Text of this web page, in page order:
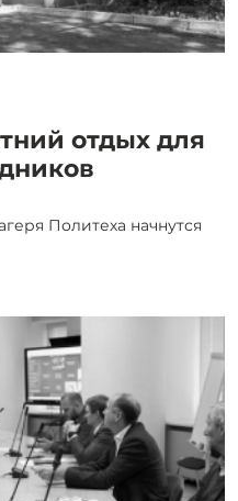
отдых для
Политеха начнутся